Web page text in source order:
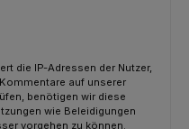
die IP-Adressen der Nutzer,
auf unserer
benötigen wir diese
wie Beleidigungen
vorgehen zu können.